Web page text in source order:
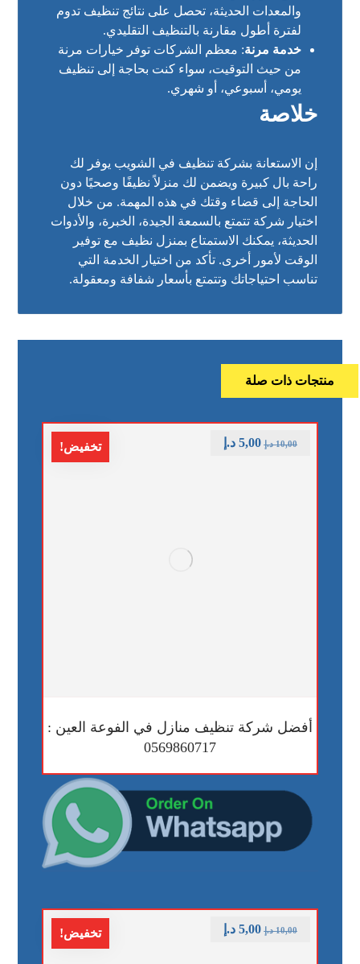
والمعدات الحديثة، تحصل على نتائج تنظيف تدوم
لفترة أطول مقارنة بالتنظيف التقليدي.
خدمة مرنة: معظم الشركات توفر خيارات مرنة
من حيث التوقيت، سواء كنت بحاجة إلى تنظيف
يومي، أسبوعي، أو شهري.
خلاصة
إن الاستعانة بشركة تنظيف في الشويب يوفر لك
راحة بال كبيرة ويضمن لك منزلاً نظيفًا وصحيًا دون
الحاجة إلى قضاء وقتك في هذه المهمة. من خلال
اختيار شركة تتمتع بالسمعة الجيدة، الخبرة، والأدوات
الحديثة، يمكنك الاستمتاع بمنزل نظيف مع توفير
الوقت لأمور أخرى. تأكد من اختيار الخدمة التي
تناسب احتياجاتك وتتمتع بأسعار شفافة ومعقولة.
منتجات ذات صلة
تخفيض!
أفضل شركة تنظيف منازل في الفوعة العين :
0569860717
10,00 د.إ 5,00 د.إ
تخفيض! 10,00 د.إ 5,00 د.إ